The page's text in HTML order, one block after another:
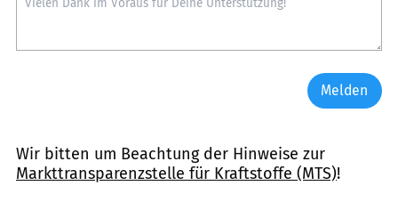
Melden
Wir bitten um Beachtung der Hinweise zur
Markttransparenzstelle für Kraftstoffe (MTS)!